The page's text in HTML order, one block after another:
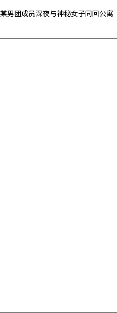
某男团成员深夜与神秘女子同回公寓